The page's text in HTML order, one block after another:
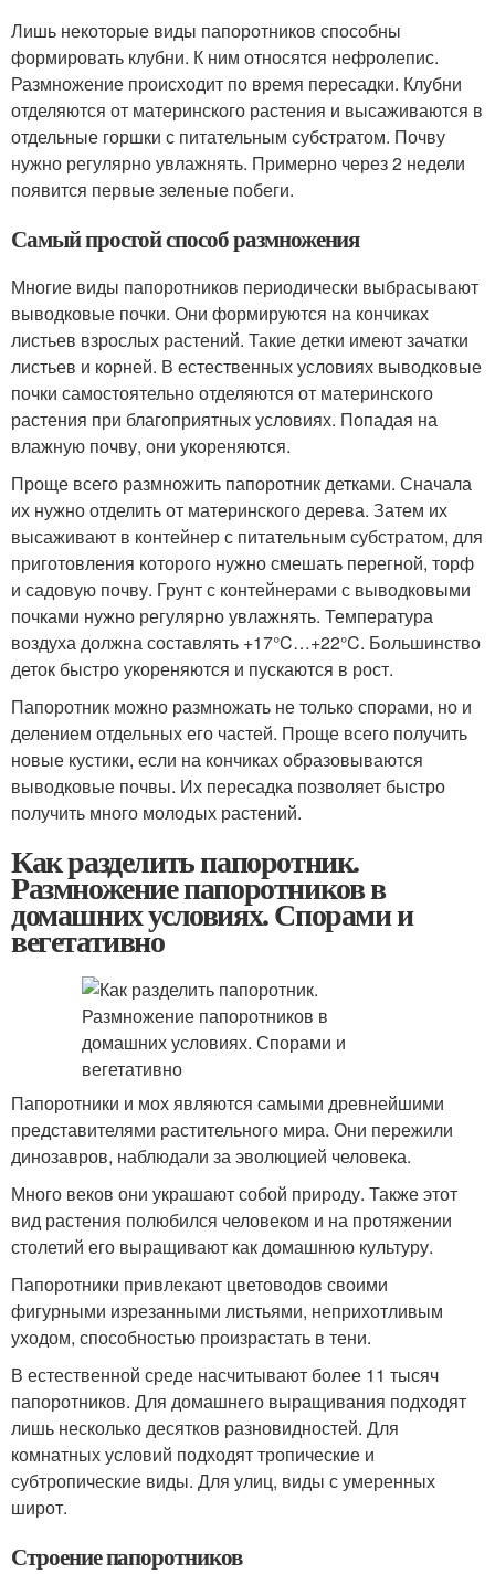
Лишь некоторые виды папоротников способны
формировать клубни. К ним относятся нефролепис.
Размножение происходит по время пересадки. Клубни
отделяются от материнского растения и высаживаются в
отдельные горшки с питательным субстратом. Почву
нужно регулярно увлажнять. Примерно через 2 недели
появится первые зеленые побеги.
Самый простой способ размножения
Многие виды папоротников периодически выбрасывают
выводковые почки. Они формируются на кончиках
листьев взрослых растений. Такие детки имеют зачатки
листьев и корней. В естественных условиях выводковые
почки самостоятельно отделяются от материнского
растения при благоприятных условиях. Попадая на
влажную почву, они укореняются.
Проще всего размножить папоротник детками. Сначала
их нужно отделить от материнского дерева. Затем их
высаживают в контейнер с питательным субстратом, для
приготовления которого нужно смешать перегной, торф
и садовую почву. Грунт с контейнерами с выводковыми
почками нужно регулярно увлажнять. Температура
воздуха должна составлять +17°C…+22°C. Большинство
деток быстро укореняются и пускаются в рост.
Папоротник можно размножать не только спорами, но и
делением отдельных его частей. Проще всего получить
новые кустики, если на кончиках образовываются
выводковые почвы. Их пересадка позволяет быстро
получить много молодых растений.
Как разделить папоротник.
Размножение папоротников в
домашних условиях. Спорами и
вегетативно
Папоротники и мох являются самыми древнейшими
представителями растительного мира. Они пережили
динозавров, наблюдали за эволюцией человека.
Много веков они украшают собой природу. Также этот
вид растения полюбился человеком и на протяжении
столетий его выращивают как домашнюю культуру.
Папоротники привлекают цветоводов своими
фигурными изрезанными листьями, неприхотливым
уходом, способностью произрастать в тени.
В естественной среде насчитывают более 11 тысяч
папоротников. Для домашнего выращивания подходят
лишь несколько десятков разновидностей. Для
комнатных условий подходят тропические и
субтропические виды. Для улиц, виды с умеренных
широт.
Строение папоротников